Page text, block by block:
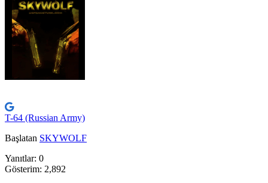
T-64 (Russian Army)
Başlatan SKYWOLF
Yanıtlar: 0
Gösterim: 2,892